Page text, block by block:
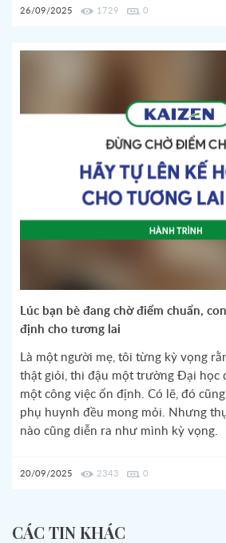
26/09/2025 1729 0
Lúc bạn bè đang chờ điểm chuẩn,
định cho tương lai
Là một người mẹ, tôi từng kỳ vọng
thật giỏi, thi đậu một trường Đại học
một công việc ổn định. Có lẽ, đó
phụ huynh đều mong mỏi. Nhưng
nào cũng diễn ra như mình kỳ vọng.
20/09/2025 2343 0
CÁC TIN KHÁC